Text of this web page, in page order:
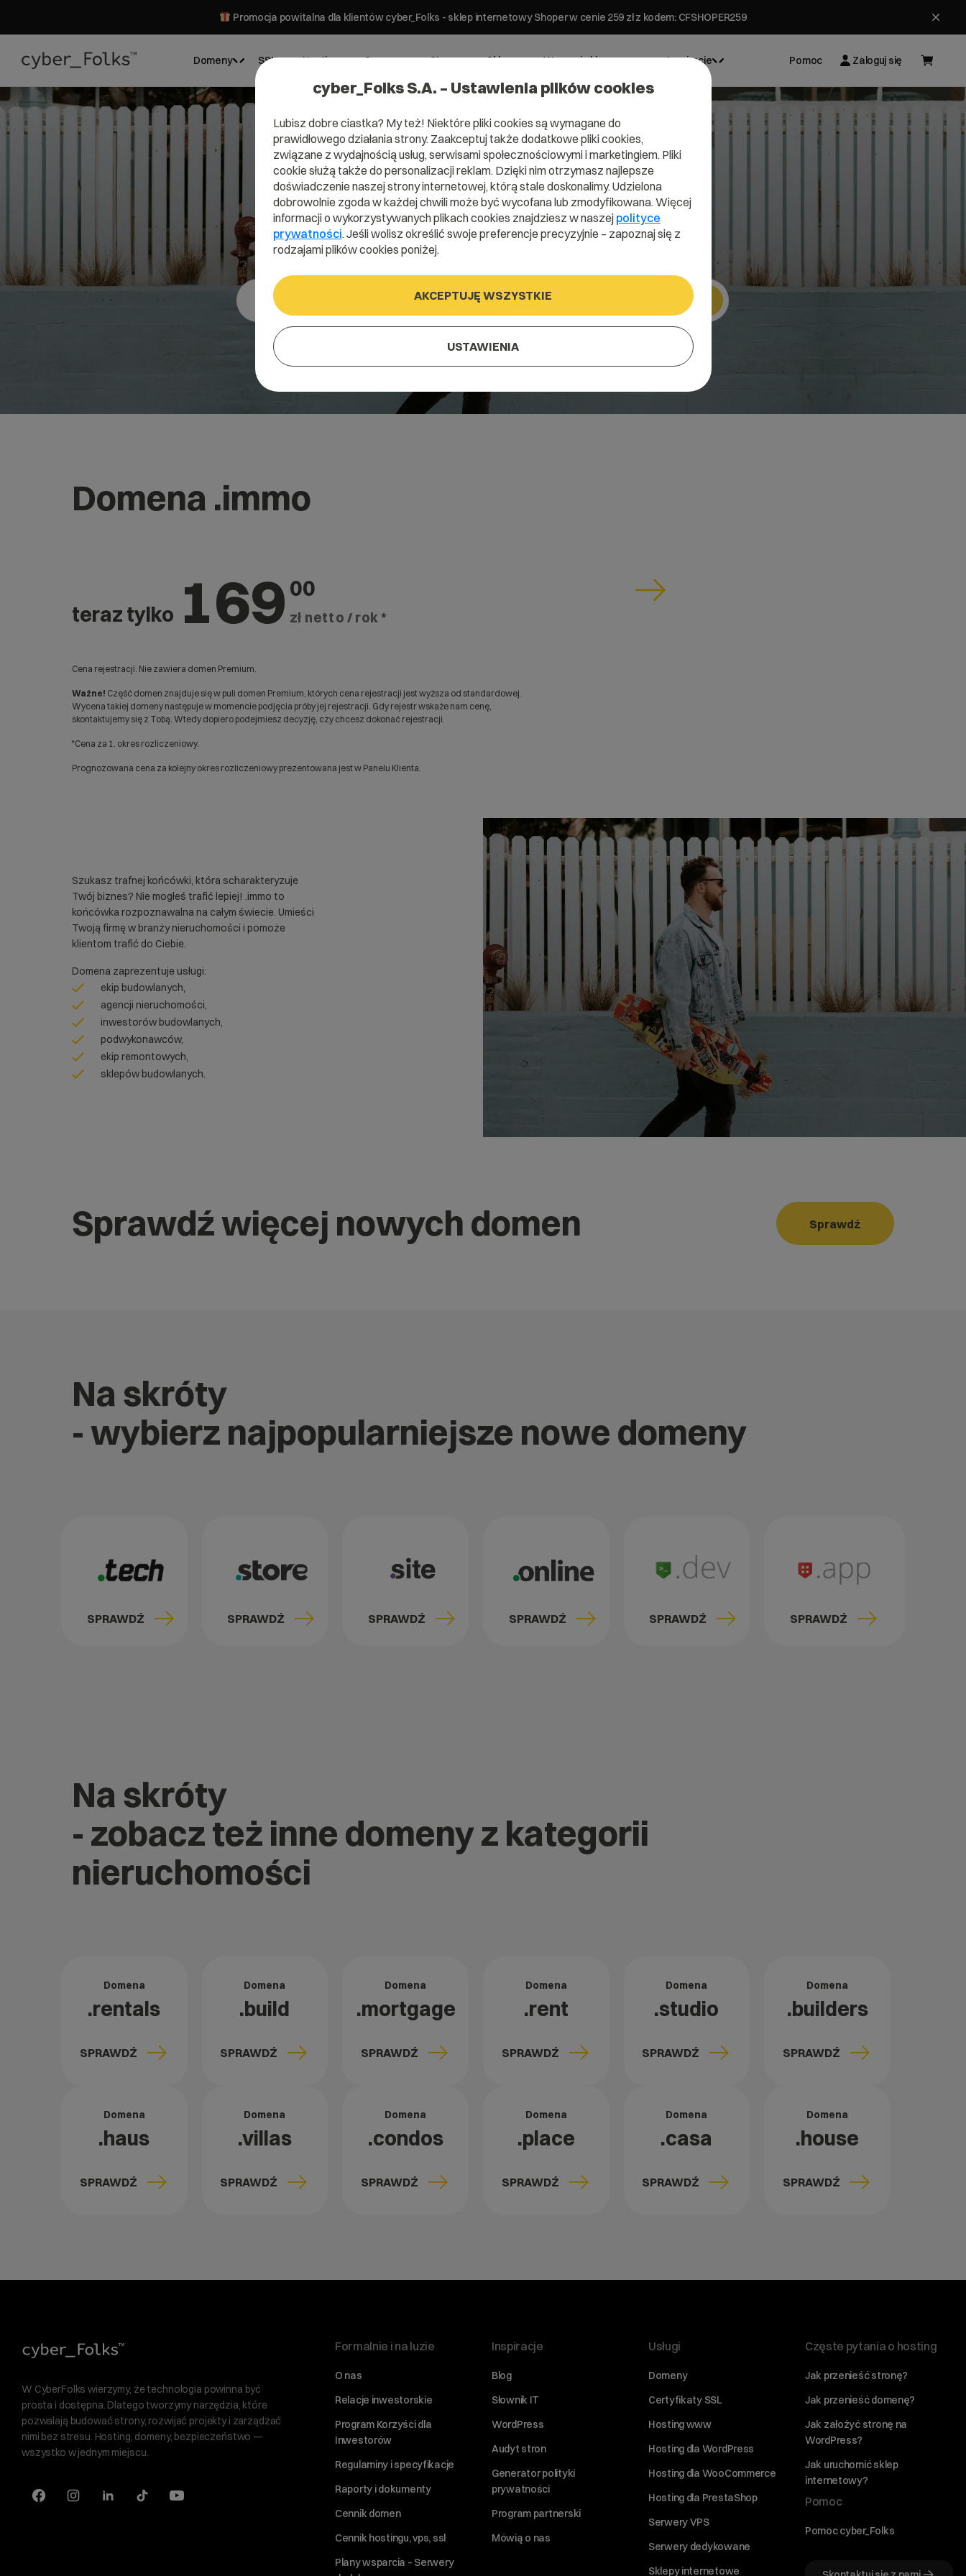
Promocja powitalna dla klientów cyber_Folks - sklep internetowy Shoper w cenie 259 zł z kodem: CFSHOPER259
Domeny SSL Hosting Serwery Strony Sklepy Wsparcie biznesowe Inspiracje Pomoc Zaloguj się
Domena .immo
Stań się bardziej rozpoznawalnym.
Domena .immo
teraz tylko 169 00
zł netto / rok *
Cena rejestracji. Nie zawiera domen Premium.
Ważne! Część domen znajduje się w puli domen Premium, których cena rejestracji jest wyższa od standardowej.
Wycena takiej domeny następuje w momencie podjęcia próby jej rejestracji. Gdy rejestr wskaże nam cenę,
skontaktujemy się z Tobą. Wtedy dopiero podejmiesz decyzję, czy chcesz dokonać rejestracji.
*Cena za 1. okres rozliczeniowy.
Prognozowana cena za kolejny okres rozliczeniowy prezentowana jest w Panelu Klienta.
Szukasz trafnej końcówki, która scharakteryzuje
Twój biznes? Nie mogłeś trafić lepiej! .immo to
końcówka rozpoznawalna na całym świecie. Umieści
Twoją firmę w branży nieruchomości i pomoże
klientom trafić do Ciebie.
Domena zaprezentuje usługi:
ekip budowlanych,
agencji nieruchomości,
inwestorów budowlanych,
podwykonawców,
ekip remontowych,
sklepów budowlanych.
Sprawdź więcej nowych domen Sprawdź
Na skróty
- wybierz najpopularniejsze nowe domeny
SPRAWDŹ SPRAWDŹ SPRAWDŹ SPRAWDŹ SPRAWDŹ SPRAWDŹ
Na skróty
- zobacz też inne domeny z kategorii
nieruchomości
Domena
.rentals
SPRAWDŹ
Domena
.build
SPRAWDŹ
Domena
.mortgage
SPRAWDŹ
Domena
.rent
SPRAWDŹ
Domena
.studio
SPRAWDŹ
Domena
.builders
SPRAWDŹ
Domena
.haus
SPRAWDŹ
Domena
.villas
SPRAWDŹ
Domena
.condos
SPRAWDŹ
Domena
.place
SPRAWDŹ
Domena
.casa
SPRAWDŹ
Domena
.house
SPRAWDŹ
W CyberFolks wierzymy, że technologia powinna być
prosta i dostępna. Dlatego tworzymy narzędzia, które
pozwalają budować strony, rozwijać projekty i zarządzać
nimi bez stresu. Hosting, domeny, bezpieczeństwo —
wszystko w jednym miejscu.
Formalnie i na luzie
O nas
Relacje inwestorskie
Program Korzyści dla
Inwestorów
Regulaminy i specyfikacje
Raporty i dokumenty
Cennik domen
Cennik hostingu, vps, ssl
Plany wsparcia – Serwery
Inspiracje
Blog
Słownik IT
WordPress
Audyt stron
Generator polityki
prywatności
Program partnerski
Mówią o nas
Usługi
Domeny
Certyfikaty SSL
Hosting www
Hosting dla WordPress
Hosting dla WooCommerce
Hosting dla PrestaShop
Serwery VPS
Serwery dedykowane
Sklepy internetowe
Częste pytania o hosting
Jak przenieść stronę?
Jak przenieść domenę?
Jak założyć stronę na
WordPress?
Jak uruchomić sklep
internetowy?
Pomoc
Pomoc cyber_Folks
cyber_Folks S.A. – Ustawienia plików cookies
Lubisz dobre ciastka? My też! Niektóre pliki cookies są wymagane do
prawidłowego działania strony. Zaakceptuj także dodatkowe pliki cookies,
związane z wydajnością usług, serwisami społecznościowymi i marketingiem. Pliki
cookie służą także do personalizacji reklam. Dzięki nim otrzymasz najlepsze
doświadczenie naszej strony internetowej, którą stale doskonalimy. Udzielona
dobrowolnie zgoda w każdej chwili może być wycofana lub zmodyfikowana. Więcej
informacji o wykorzystywanych plikach cookies znajdziesz w naszej polityce
prywatności. Jeśli wolisz określić swoje preferencje precyzyjnie – zapoznaj się z
rodzajami plików cookies poniżej.
AKCEPTUJĘ WSZYSTKIE
USTAWIENIA